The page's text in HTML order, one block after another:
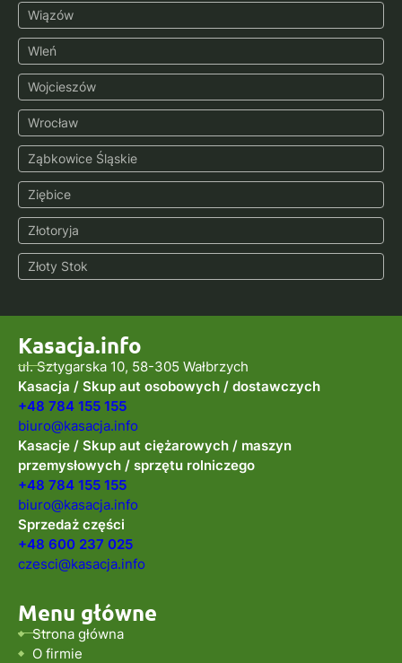
Wiązów
Wleń
Wojcieszów
Wrocław
Ząbkowice Śląskie
Ziębice
Złotoryja
Złoty Stok
Kasacja.info
ul. Sztygarska 10, 58-305 Wałbrzych
Kasacja / Skup aut osobowych / dostawczych
+48 784 155 155
biuro@kasacja.info
Kasacje / Skup aut ciężarowych / maszyn
przemysłowych / sprzętu rolniczego
+48 784 155 155
biuro@kasacja.info
Sprzedaż części
+48 600 237 025
czesci@kasacja.info
Menu główne
Strona główna
O firmie